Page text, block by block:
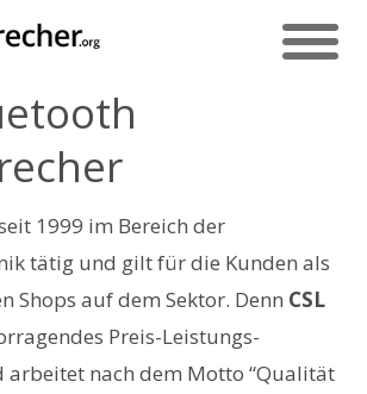
1999 im Bereich der
tätig und gilt für die Kunden als
Shops auf dem Sektor. Denn CSL
Preis-Leistungs-
arbeitet nach dem Motto “Qualität